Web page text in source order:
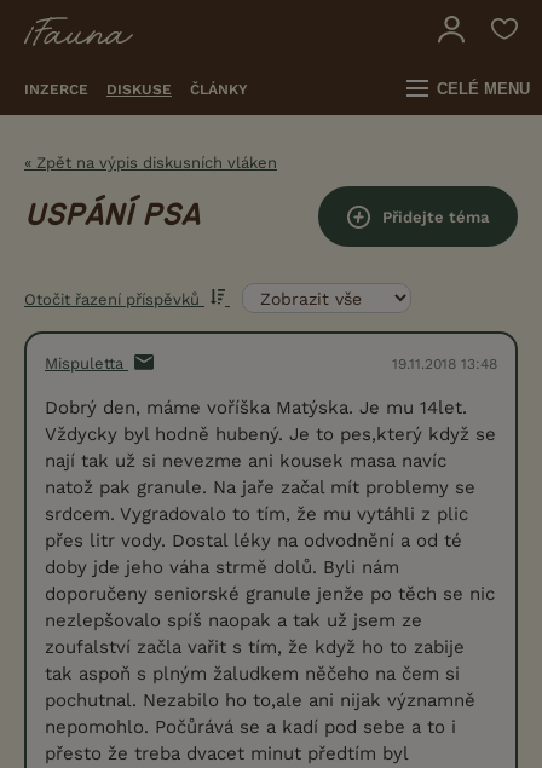
INZERCE DISKUSE ČLÁNKY CELÉ MENU
« Zpět na výpis diskusních vláken
USPÁNÍ PSA Přidejte téma
Otočit řazení příspěvků
Mispuletta 19.11.2018 13:48
Dobrý den, máme voříška Matýska. Je mu 14let.
Vždycky byl hodně hubený. Je to pes,který když se
nají tak už si nevezme ani kousek masa navíc
natož pak granule. Na jaře začal mít problemy se
srdcem. Vygradovalo to tím, že mu vytáhli z plic
přes litr vody. Dostal léky na odvodnění a od té
doby jde jeho váha strmě dolů. Byli nám
doporučeny seniorské granule jenže po těch se nic
nezlepšovalo spíš naopak a tak už jsem ze
zoufalství začla vařit s tím, že když ho to zabije
tak aspoň s plným žaludkem něčeho na čem si
pochutnal. Nezabilo ho to,ale ani nijak významně
nepomohlo. Počůrává se a kadí pod sebe a to i
přesto že treba dvacet minut předtím byl